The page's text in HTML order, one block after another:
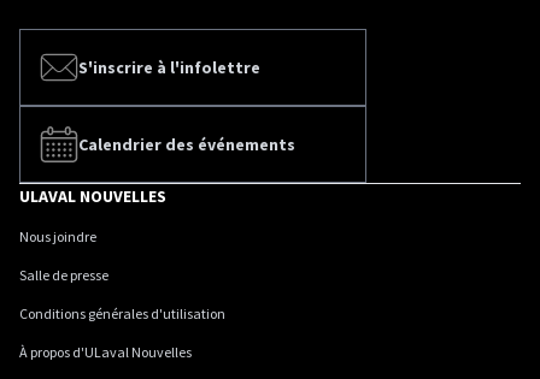
S'inscrire à l'infolettre
Calendrier des événements
ULAVAL NOUVELLES
Nous joindre
Salle de presse
Conditions générales d'utilisation
À propos d'ULaval Nouvelles